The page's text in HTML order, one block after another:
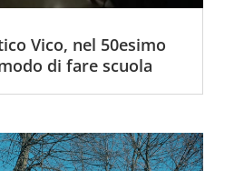
Vico, nel 50esimo
di fare scuola